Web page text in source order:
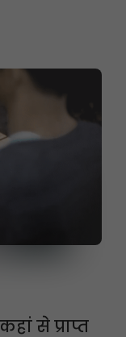
वीडियो देखें।
से प्राप्त